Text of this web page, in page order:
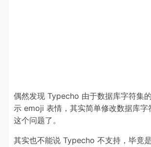
偶然发现 Typecho 由于数据库字符集
示 emoji 表情，其实简单修改数据库字
这个问题了。
其实也不能说 Typecho 不支持，毕竟